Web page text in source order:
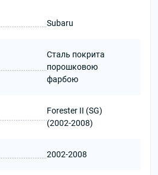
Subaru
Сталь покрита
порошковою
фарбою
Forester II (SG)
(2002-2008)
2002-2008